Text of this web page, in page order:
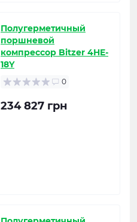
Полугерметичный
поршневой
компрессор Bitzer 4HE-
18Y
0
234 827 грн